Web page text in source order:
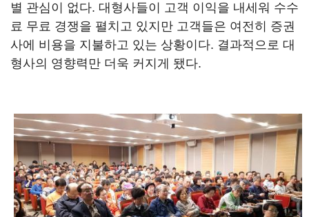
별 관심이 없다. 대형사들이 고객 이익을 내세워 수수
료 무료 경쟁을 펼치고 있지만 고객들은 여전히 증권
사에 비용을 지불하고 있는 상황이다. 결과적으로 대
형사의 영향력만 더욱 커지게 됐다.